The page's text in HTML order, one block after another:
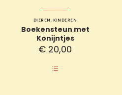
DIEREN, KINDEREN
Boekensteun met
Konijntjes
€ 20,00